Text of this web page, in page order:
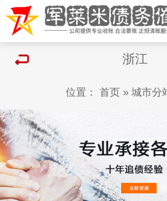
浙江
位置： 首页 » 城市分